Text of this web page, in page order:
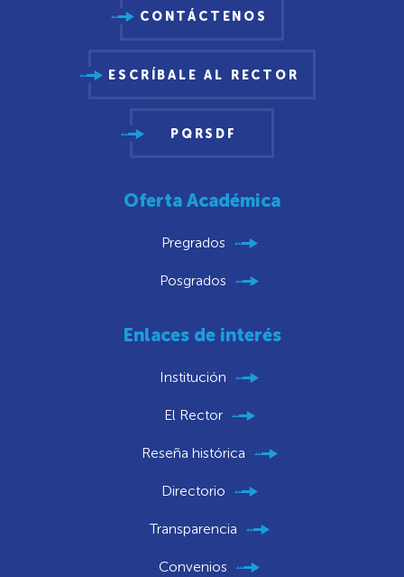
CONTÁCTENOS
ESCRÍBALE AL RECTOR
PQRSDF
Oferta Académica
Pregrados
Posgrados
Enlaces de interés
Institución
El Rector
Reseña histórica
Directorio
Transparencia
Convenios